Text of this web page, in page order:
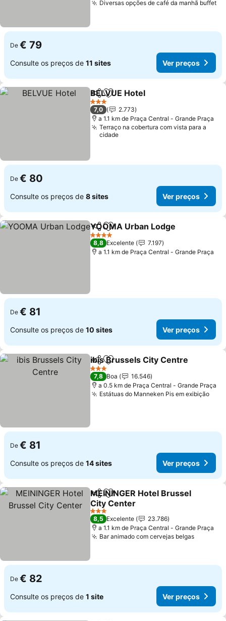
Diversas opções de café da manhã buffet
De € 79
Consulte os preços de 11 sites Ver preços
PartilharAdicionar aos favoritos
BELVUE Hotel
3 Estrelas
7,0
2.773
a 1.1 km de Praça Central - Grande Praça
Terraço na cobertura com vista para a
cidade
De € 80
Consulte os preços de 8 sites Ver preços
PartilharAdicionar aos favoritos
YOOMA Urban Lodge
4 Estrelas
8,8 Excelente
7.197
a 1.1 km de Praça Central - Grande Praça
De € 81
Consulte os preços de 10 sites Ver preços
PartilharAdicionar aos favoritos
ibis Brussels City Centre
3 Estrelas
7,8 Boa
16.546
a 0.5 km de Praça Central - Grande Praça
Estátuas do Manneken Pis em exibição
De € 81
Consulte os preços de 14 sites Ver preços
PartilharAdicionar aos favoritos
MEININGER Hotel Brussel
City Center
3 Estrelas
8,5 Excelente
23.786
a 1.1 km de Praça Central - Grande Praça
Bar animado com cervejas belgas
De € 82
Consulte os preços de 1 site Ver preços